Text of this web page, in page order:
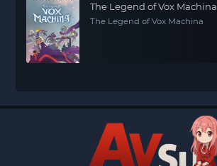
The Legend of Vox Machina
The Legend of Vox Machina